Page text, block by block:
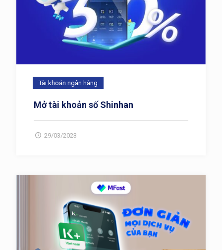
Tài khoản ngân hàng
Mở tài khoản số Shinhan
29/03/2023